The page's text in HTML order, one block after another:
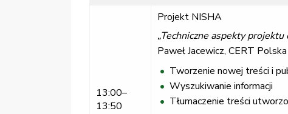
13:00–
13:50
Projekt NISHA
„Techniczne aspekty
Paweł Jacewicz, CERT Polska
Tworzenie nowej treści i
Wyszukiwanie informacji
Tłumaczenie treści